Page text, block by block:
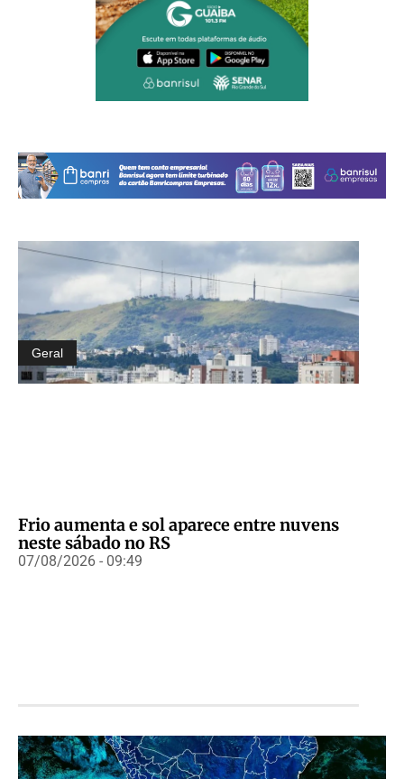
Geral
Frio aumenta e sol aparece entre nuvens
neste sábado no RS
07/08/2026 - 09:49